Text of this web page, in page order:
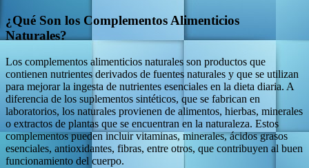
¿Qué Son los Complementos Alimenticios
Naturales?
Los complementos alimenticios naturales son productos que
contienen nutrientes derivados de fuentes naturales y que se utilizan
para mejorar la ingesta de nutrientes esenciales en la dieta diaria. A
diferencia de los suplementos sintéticos, que se fabrican en
laboratorios, los naturales provienen de alimentos, hierbas, minerales
o extractos de plantas que se encuentran en la naturaleza. Estos
complementos pueden incluir vitaminas, minerales, ácidos grasos
esenciales, antioxidantes, fibras, entre otros, que contribuyen al buen
funcionamiento del cuerpo.